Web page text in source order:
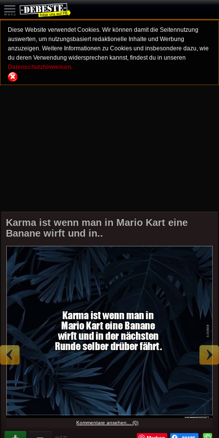
Diese Website verwendet Cookies. Wir können damit die Seitennutzung
auswerten, um nutzungsbasiert redaktionelle Inhalte und Werbung
anzuzeigen. Weitere Informationen zu Cookies und insbesondere dazu, wie
du deren Verwendung widersprechen kannst, findest du in unseren
Datenschutzhinweisen.
Karma ist wenn man in Mario Kart eine
Banane wirft und in..
Kommentare ansehen... (0)